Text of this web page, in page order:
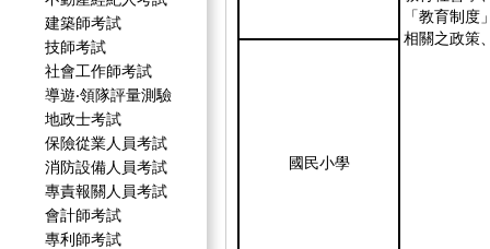
建築師考試
技師考試
社會工作師‍考試
導遊‧領隊評量測驗
地政士考試
保險從業人員考試
消防設備人員考試
專責報關人員考試
會計師考試
專利師考試
「教育制度
相關之政策
國民小學